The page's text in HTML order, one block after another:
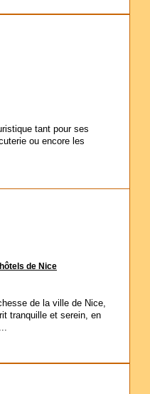
tant pour ses
ou encore les
de Nice
de la ville de Nice,
tranquille et serein, en